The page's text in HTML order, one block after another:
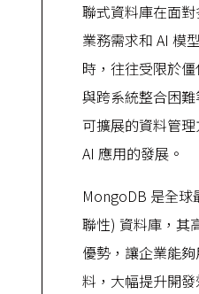
聯式資料庫在面
業務需求和 AI 模
時，往往受限於
與跨系統整合困
可擴展的資料管
AI 應用的發展。
MongoDB 是全球
聯性) 資料庫，其
優勢，讓企業能
料，大幅提升開